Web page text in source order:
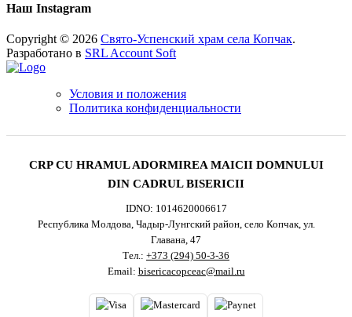
Наш Instagram
Copyright © 2026 Свято-Успенский храм села Копчак.
Разработано в SRL Account Soft
Условия и положения
Политика конфиденциальности
CRP CU HRAMUL ADORMIREA MAICII DOMNULUI
DIN CADRUL BISERICII
IDNO: 1014620006617
Республика Молдова, Чадыр-Лунгский район, село Копчак, ул.
Главана, 47
Тел.: +373 (294) 50-3-36
Email: bisericacopceac@mail.ru